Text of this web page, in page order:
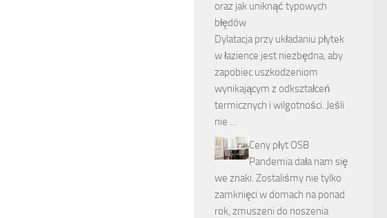
oraz jak uniknąć typowych
błędów
Dylatacja przy układaniu płytek
w łazience jest niezbędna, aby
zapobiec uszkodzeniom
wynikającym z odkształceń
termicznych i wilgotności. Jeśli
nie …
Ceny płyt OSB
Pandemia dała nam się
we znaki. Zostaliśmy nie tylko
zamknięci w domach na ponad
rok, zmuszeni do noszenia